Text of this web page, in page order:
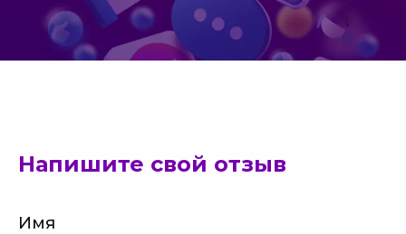
Напишите свой отзыв
Имя